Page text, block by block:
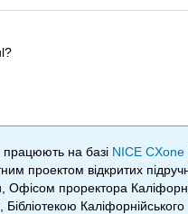
працюють на базі NICE
проектом відкритих
Офісом проректора
Бібліотекою Каліфорнійського